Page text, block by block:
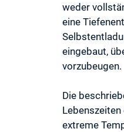
weder
eine
eingebaut,
vorzubeugen.
Die
extreme